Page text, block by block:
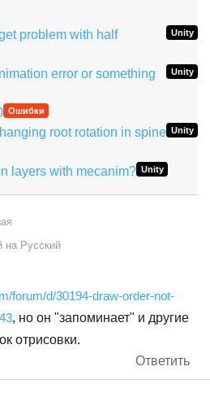
problem with half
Unity
error or something
Unity
Ошибки
root rotation in spine Unity
layers with mecanim? Unity
на Русский
forum/d/30194-draw-order-not-
, но он "запоминает" и другие
отрисовки.
Ответить